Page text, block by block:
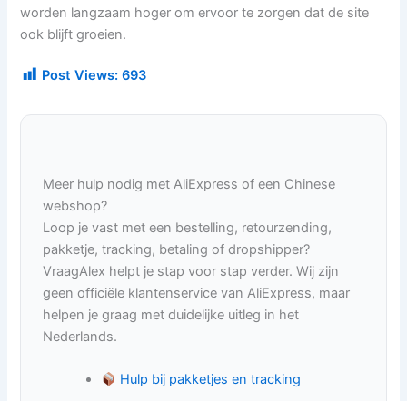
worden langzaam hoger om ervoor te zorgen dat de site
ook blijft groeien.
Post Views: 693
Meer hulp nodig met AliExpress of een Chinese
webshop?
Loop je vast met een bestelling, retourzending,
pakketje, tracking, betaling of dropshipper?
VraagAlex helpt je stap voor stap verder. Wij zijn
geen officiële klantenservice van AliExpress, maar
helpen je graag met duidelijke uitleg in het
Nederlands.
Hulp bij pakketjes en tracking